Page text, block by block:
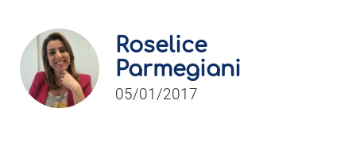
Roselice
Parmegiani
05/01/2017